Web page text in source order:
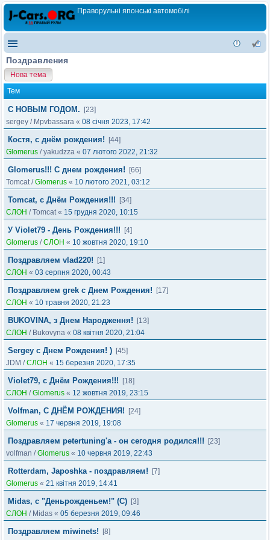
Праворульні японські автомобілі
Поздравления
Нова тема
Тем
С НОВЫМ ГОДОМ.
[23]
sergey / Mpvbassara « 08 січня 2023, 17:42
Костя, с днём рождения!
[44]
Glomerus /yakudzza « 07 лютого 2022, 21:32
Glomerus!!! C днем рождения!
[66]
Tomcat/Glomerus « 10 лютого 2021, 03:12
Tomcat, с Днём Рождения!!!
[34]
СЛОН /Tomcat« 15 грудня 2020, 10:15
У Violet79 - День Рождения!!!
[4]
Glomerus /СЛОН « 10 жовтня 2020, 19:10
Поздравляем vlad220!
[1]
СЛОН « 03 серпня 2020, 00:43
Поздравляем grek с Днем Рождения!
[17]
СЛОН « 10 травня 2020, 21:23
BUKOVINA, з Днем Народження!
[13]
СЛОН / Bukovyna « 08 квітня 2020, 21:04
Sergey с Днем Рождения! ) [45]
JDM /СЛОН « 15 березня 2020, 17:35
Violet79, с Днём Рождения!!!
[18]
СЛОН /Glomerus « 12 жовтня 2019, 23:15
Volfman, С ДНЁМ РОЖДЕНИЯ!
[24]
Glomerus « 17 червня 2019, 19:08
Поздравляем petertuning'а - он сегодня родился!!!
[23]
volfman /Glomerus « 10 червня 2019, 22:43
Rotterdam, Japoshka - поздравляем!
[7]
Glomerus « 21 квітня 2019, 14:41
Midas, c "Деньрожденьем!" (С) [3]
СЛОН / Midas « 05 березня 2019, 09:46
Поздравляем miwinets!
[8]